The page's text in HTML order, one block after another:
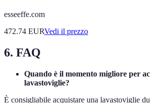
esseeffe.com
472.74 EURVedi il prezzo
6. FAQ
Quando è il momento migliore per
lavastoviglie?
È consigliabile acquistare una lavastoviglie